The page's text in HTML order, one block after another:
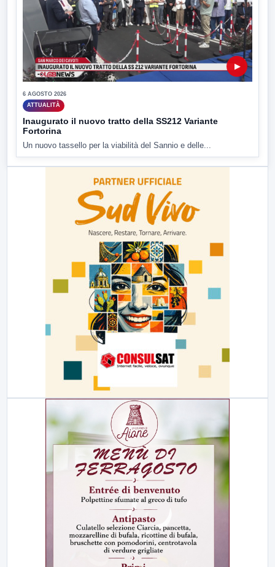
▶
6 AGOSTO 2026
ATTUALITÀ
Inaugurato il nuovo tratto della SS212 Variante
Fortorina
Un nuovo tassello per la viabilità del Sannio e delle...